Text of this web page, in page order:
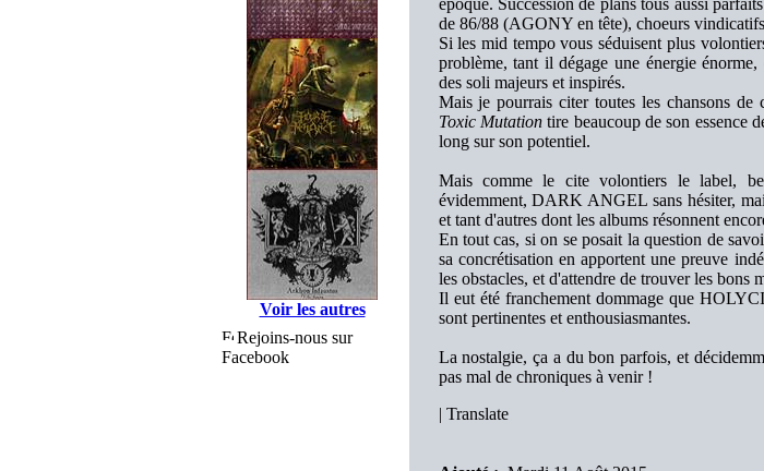
Voir les autres
Rejoins-nous sur
Facebook
époque. Succession de plans tous aussi
de 86/88 (AGONY en tête), choeurs
Si les mid tempo vous séduisent plus
problème, tant il dégage une énergie
des soli majeurs et inspirés.
Mais je pourrais citer toutes les chansons de
Toxic Mutationtire beaucoup de son essence
long sur son potentiel.
Mais comme le cite volontiers le label,
évidemment, DARK ANGEL sans hésiter,
et tant d'autres dont les albums résonnent
En tout cas, si on se posait la question de
sa concrétisation en apportent une preuve
les obstacles, et d'attendre de trouver les bons
Il eut été franchement dommage que
sont pertinentes et enthousiasmantes.
La nostalgie, ça a du bon parfois, et
pas mal de chroniques à venir !
| Translate